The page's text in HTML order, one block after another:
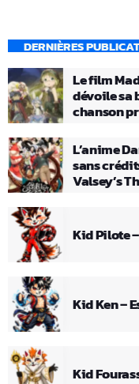
DERNIÈRES
Le film
dévoile sa
chanson
L’anime
sans
Valsey’s
Kid Pilote
Kid Ken –
Kid